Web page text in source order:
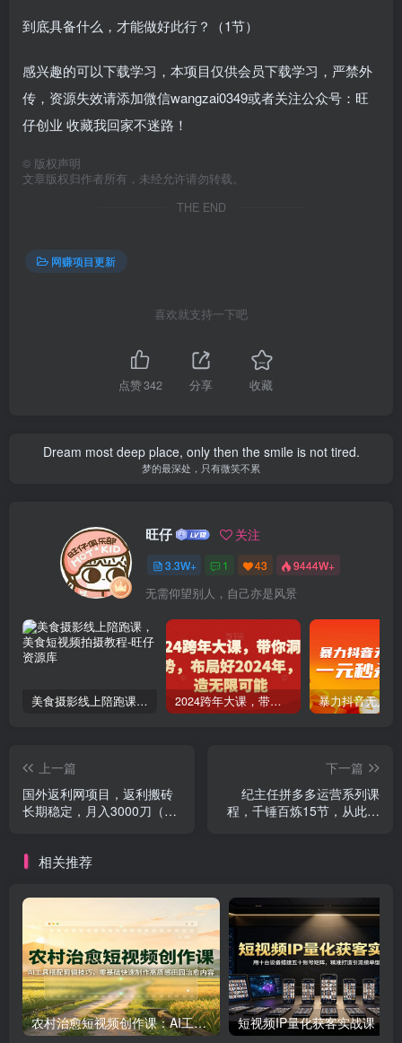
到底具备什么，才能做好此行？（1节）
感兴趣的可以下载学习，本项目仅供会员下载学习，严禁外
传，资源失效请添加微信wangzai0349或者关注公众号：旺
仔创业 收藏我回家不迷路！
© 版权声明
文章版权归作者所有，未经允许请勿转载。
THE END
网赚项目更新
喜欢就支持一下吧
点赞342 分享 收藏
Dream most deep place, only then the smile is not tired.
梦的最深处，只有微笑不累
旺仔 关注
3.3W+ 1 43 9444W+
无需仰望别人，自己亦是风景
美食摄影线上陪跑课，美食短视频拍摄教程 2024跨年大课，​带你洞察趋势，布局好2024年，创造无限可能
上一篇
国外返利网项目，返利搬砖
长期稳定，月入3000刀（深
下一篇
纪主任拼多多运营系列课
程，千锤百炼15节，从此再
相关推荐
农村治愈短视频创作课：AI工具搭配剪辑技巧，零基础快速制作高质感田园治愈内容